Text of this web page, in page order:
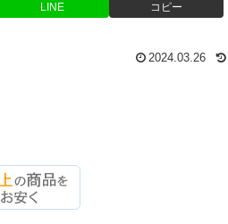
LINE コピー
2024.03.26